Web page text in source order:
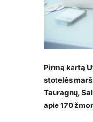
Pirmą kartą
stotelės
Tauragnų,
apie 170